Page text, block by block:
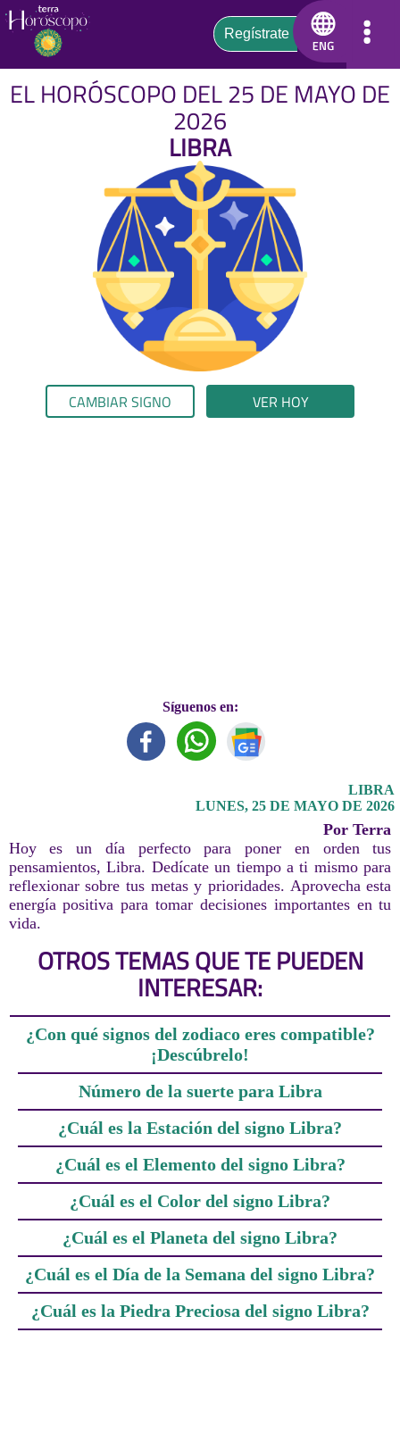
EL HORÓSCOPO DEL 25 DE MAYO DE
2026
LIBRA
CAMBIAR SIGNO VER HOY
Síguenos en:
LIBRA
LUNES, 25 DE MAYO DE 2026
Por Terra
Hoy es un día perfecto para poner en orden tus
pensamientos, Libra. Dedícate un tiempo a ti mismo para
reflexionar sobre tus metas y prioridades. Aprovecha esta
energía positiva para tomar decisiones importantes en tu
vida.
OTROS TEMAS QUE TE PUEDEN
INTERESAR:
¿Con qué signos del zodiaco eres compatible?
¡Descúbrelo!
Número de la suerte para Libra
¿Cuál es la Estación del signo Libra?
¿Cuál es el Elemento del signo Libra?
¿Cuál es el Color del signo Libra?
¿Cuál es el Planeta del signo Libra?
¿Cuál es el Día de la Semana del signo Libra?
¿Cuál es la Piedra Preciosa del signo Libra?